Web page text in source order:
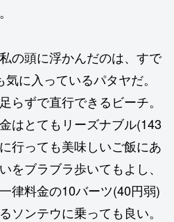
の頭に浮かんだのは、すで
に入っているパタヤだ。
らずで直行できるビーチ。
はとてもリーズナブル(143
行っても美味しいご飯にあ
をブラブラ歩いてもよし、
律料金の10バーツ(40円弱)
ソンテウに乗っても良い。